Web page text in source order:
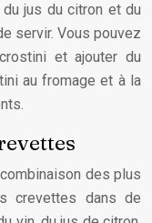
jus du citron et du
servir. Vous pouvez
et ajouter du
au fromage et à la
des plus
crevettes dans de